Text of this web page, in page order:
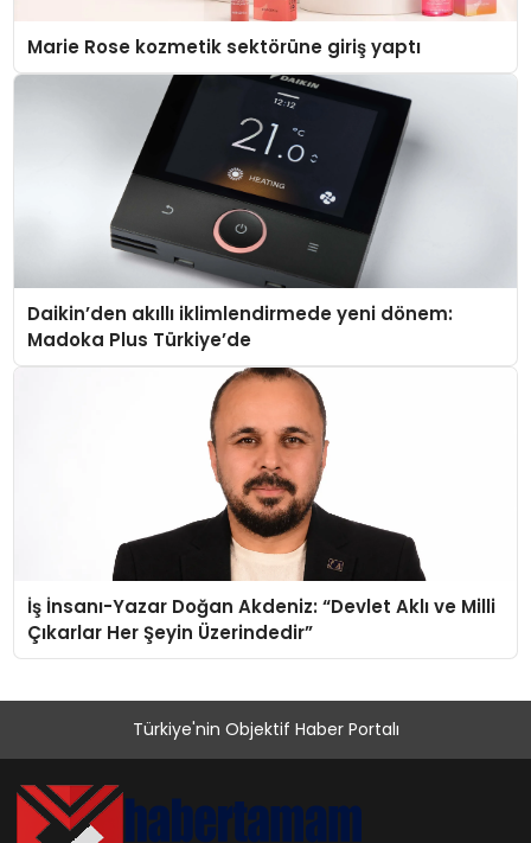
Marie Rose kozmetik sektörüne giriş yaptı
Daikin’den akıllı iklimlendirmede yeni dönem:
Madoka Plus Türkiye’de
İş İnsanı-Yazar Doğan Akdeniz: “Devlet Aklı ve Milli
Çıkarlar Her Şeyin Üzerindedir”
Türkiye'nin Objektif Haber Portalı